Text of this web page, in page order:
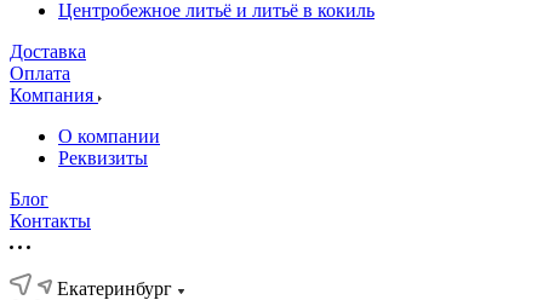
Центробежное литьё и литьё в кокиль
Доставка
Оплата
Компания
О компании
Реквизиты
Блог
Контакты
Екатеринбург